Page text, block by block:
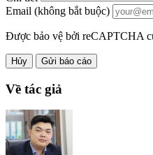
Email (không bắt buộc)
Được bảo vệ bởi reCAPTCHA
Hủy Gửi báo cáo
Về tác giả